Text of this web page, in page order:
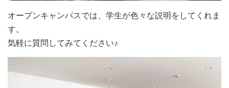
オープンキャンパスでは、学生が色々な説明をしてくれま
す。
気軽に質問してみてください♪